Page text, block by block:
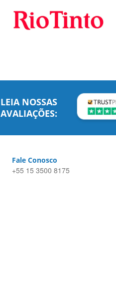
LEIA NOSSAS
AVALIAÇÕES:
Fale Conosco
+55 15 3500 8175